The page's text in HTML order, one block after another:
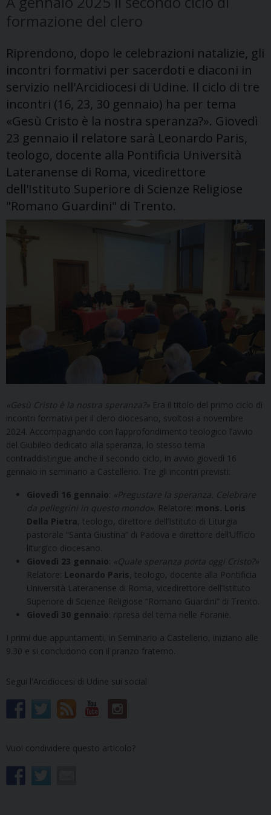
formazione del clero
Riprendono, dopo le celebrazioni natalizie, gli
incontri formativi per sacerdoti e diaconi in
servizio nell'Arcidiocesi di Udine. Il ciclo di tre
incontri (16, 23, 30 gennaio) ha per tema
«Gesù Cristo è la nostra speranza?». Giovedì
23 gennaio il relatore sarà Leonardo Paris,
teologo, docente alla Pontificia Università
Lateranense di Roma, vicedirettore
dell'Istituto Superiore di Scienze Religiose
"Romano Guardini" di Trento.
«Gesù Cristo è la nostra speranza?» Era il titolo del primo ciclo di
incontri formativi per il clero diocesano, svoltosi a novembre
2024. Accompagnando con l’approfondimento teologico l’avvio
del Giubileo dedicato alla speranza, lo stesso tema
contraddistingue anche il secondo ciclo, in avvio giovedì 16
gennaio in seminario a Castellerio. Tre gli incontri previsti:
Giovedì 16 gennaio «Pregustare la speranza. Celebrare
da pellegrini in questo mondo» . Relatore: mons. Loris
Della Pietra , teologo, direttore dell’Istituto di Liturgia
pastorale “Santa Giustina” di Padova e direttore dell’Ufficio
liturgico diocesano.
Giovedì 23 gennaio «Quale speranza porta oggi Cristo?»
Relatore: Leonardo Paris , teologo, docente alla Pontificia
Università Lateranense di Roma, vicedirettore dell’Istituto
Superiore di Scienze Religiose “Romano Guardini” di Trento.
Giovedì 30 gennaio : ripresa del tema nelle Foranie.
I primi due appuntamenti, in Seminario a Castellerio, iniziano alle
9.30 e si concludono con il pranzo fraterno.
Segui l'Arcidiocesi di Udine sui social
Vuoi condividere questo articolo?